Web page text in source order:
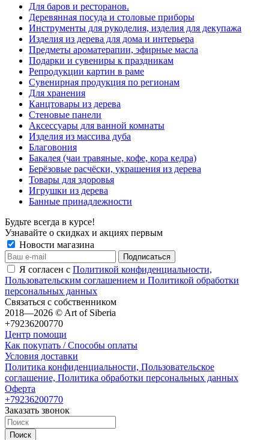
Для баров и ресторанов.
Деревянная посуда и столовые приборы
Инструменты для рукоделия, изделия для декупажа
Изделия из дерева для дома и интерьера
Предметы ароматерапии, эфирные масла
Подарки и сувениры к праздникам
Репродукции картин в раме
Сувенирная продукция по регионам
Для хранения
Канцтовары из дерева
Стеновые панели
Аксессуары для ванной комнаты
Изделия из массива дуба
Благовония
Бакалея (чаи травяные, кофе, кора кедра)
Берёзовые расчёски, украшения из дерева
Товары для здоровья
Игрушки из дерева
Банные принадлежности
Будьте всегда в курсе!
Узнавайте о скидках и акциях первым
Новости магазина
Я согласен с Политикой конфиденциальности,
Пользовательским соглашением и Политикой обработки
персональных данных
Связаться с собственником
2018—2026 © Art of Siberia
+79236200770
Центр помощи
Как покупать / Способы оплаты
Условия доставки
Политика конфиденциальности, Пользовательское
соглашение, Политика обработки персональных данных
Оферта
+79236200770
Заказать звонок
Поиск